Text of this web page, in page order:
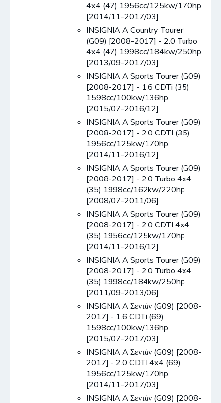
4x4 (47) 1956cc/125kw/170hp
[2014/11-2017/03]
INSIGNIA A Country Tourer
(G09) [2008-2017] - 2.0 Turbo
4x4 (47) 1998cc/184kw/250hp
[2013/09-2017/03]
INSIGNIA A Sports Tourer (G09)
[2008-2017] - 1.6 CDTi (35)
1598cc/100kw/136hp
[2015/07-2016/12]
INSIGNIA A Sports Tourer (G09)
[2008-2017] - 2.0 CDTI (35)
1956cc/125kw/170hp
[2014/11-2016/12]
INSIGNIA A Sports Tourer (G09)
[2008-2017] - 2.0 Turbo 4x4
(35) 1998cc/162kw/220hp
[2008/07-2011/06]
INSIGNIA A Sports Tourer (G09)
[2008-2017] - 2.0 CDTI 4x4
(35) 1956cc/125kw/170hp
[2014/11-2016/12]
INSIGNIA A Sports Tourer (G09)
[2008-2017] - 2.0 Turbo 4x4
(35) 1998cc/184kw/250hp
[2011/09-2013/06]
INSIGNIA A Σεντάν (G09) [2008-
2017] - 1.6 CDTi (69)
1598cc/100kw/136hp
[2015/07-2017/03]
INSIGNIA A Σεντάν (G09) [2008-
2017] - 2.0 CDTI 4x4 (69)
1956cc/125kw/170hp
[2014/11-2017/03]
INSIGNIA A Σεντάν (G09) [2008-